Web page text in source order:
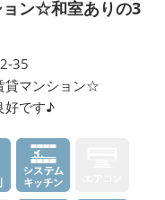
ョン☆和室ありの3
35
貸マンション☆
好です♪